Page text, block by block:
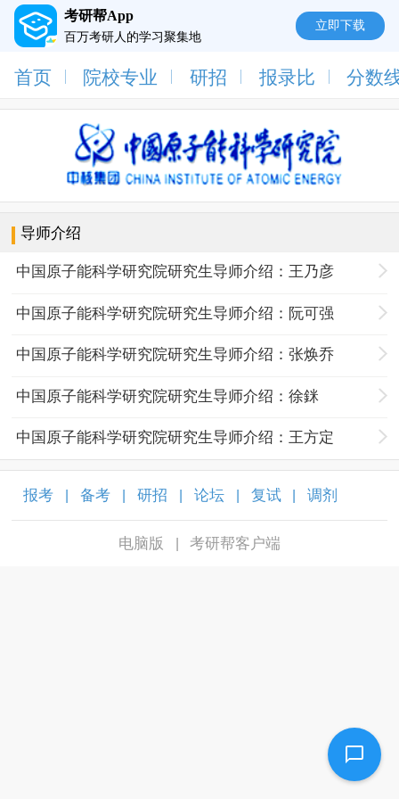
考研帮App
百万考研人的学习聚集地
立即下载
首页 院校专业 研招 报录比 分数
导师介绍
中国原子能科学研究院研究生导师介绍：王乃彦
中国原子能科学研究院研究生导师介绍：阮可强
中国原子能科学研究院研究生导师介绍：张焕乔
中国原子能科学研究院研究生导师介绍：徐銤
中国原子能科学研究院研究生导师介绍：王方定
报考 备考 研招 论坛 复试 调剂
电脑版 考研帮客户端